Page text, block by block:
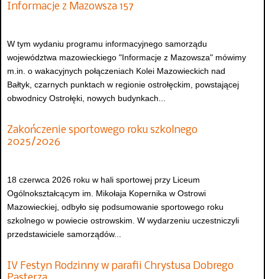
Informacje z Mazowsza 157
W tym wydaniu programu informacyjnego samorządu
województwa mazowieckiego "Informacje z Mazowsza" mówimy
m.in. o wakacyjnych połączeniach Kolei Mazowieckich nad
Bałtyk, czarnych punktach w regionie ostrołęckim, powstającej
obwodnicy Ostrołęki, nowych budynkach...
Zakończenie sportowego roku szkolnego
2025/2026
18 czerwca 2026 roku w hali sportowej przy Liceum
Ogólnokształcącym im. Mikołaja Kopernika w Ostrowi
Mazowieckiej, odbyło się podsumowanie sportowego roku
szkolnego w powiecie ostrowskim. W wydarzeniu uczestniczyli
przedstawiciele samorządów...
IV Festyn Rodzinny w parafii Chrystusa Dobrego